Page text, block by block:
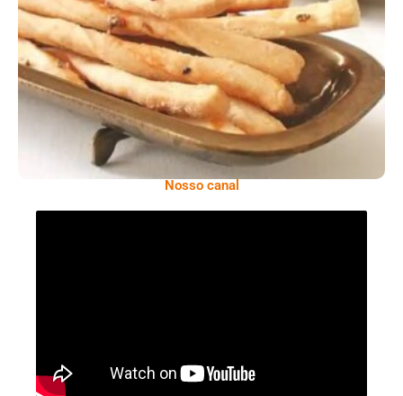
Comer Bem: Palitinhos De Cebola E Salsa
Nosso canal